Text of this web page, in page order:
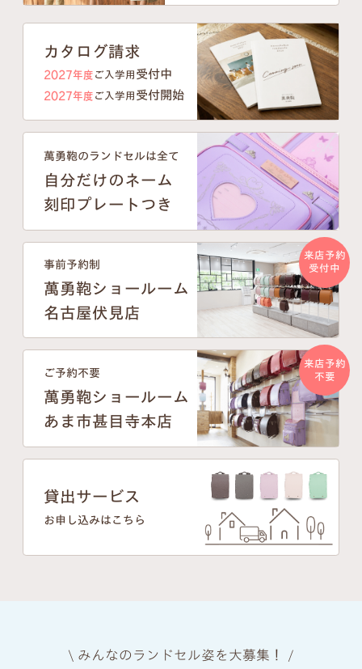
カタログ請求
2027年度 ご入学用 受付中
2027年度 ご入学用 受付開始
萬勇鞄のランドセルは全て
自分だけのネーム
刻印プレートつき
来店予約
受付中
事前予約制
萬勇鞄ショールーム
名古屋伏見店
来店予約
不要
ご予約不要
萬勇鞄ショールーム
あま市甚目寺本店
貸出サービス
お申し込みはこちら
\ みんなのランドセル姿を大募集！ /